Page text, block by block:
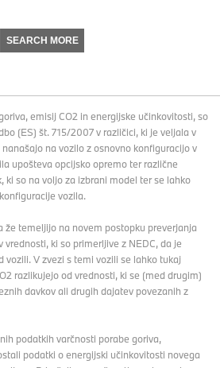
SEARCH MORE
emisij CO2 in energijske učinkovitosti, so
(ES) št. 715/2007 v različici, ki je veljala v
na vozilo z osnovno konfiguracijo v
upošteva opcijsko opremo ter različne
ki so na voljo za izbrani model ter se lahko
vozila.
že temeljijo na novem postopku preverjanja
vrednosti, ki so primerljive z NEDC, da je
V zvezi s temi vozili se lahko tukaj
razlikujejo od vrednosti, ki se (med drugim)
davkov ali drugih dajatev povezanih z
podatkih varčnosti porabe goriva,
podatki o energijski učinkovitosti novega